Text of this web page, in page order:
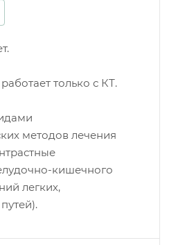
только с КТ.
методов лечения
кишечного
легких,